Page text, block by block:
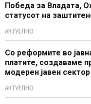
Победа за Владата,
статусот на
АКТУЕЛНО
Со реформите во
платите, создаваме
модерен јавен сектор
АКТУЕЛНО